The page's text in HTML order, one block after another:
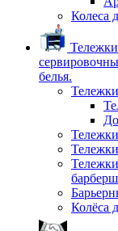
Колеса
белья.
Колёса